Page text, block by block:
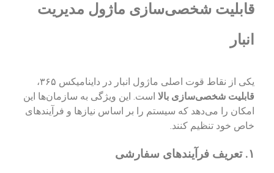
قابلیت شخصی‌سازی ماژول مدیریت
انبار
یکی از نقاط قوت اصلی ماژول انبار در داینامیکس ۳۶۵،
قابلیت شخصی‌سازی بالا است. این ویژگی به سازمان‌ها این
امکان را می‌دهد که سیستم را بر اساس نیازها و فرآیندهای
خاص خود تنظیم کنند.
۱. تعریف فرآیندهای سفارشی